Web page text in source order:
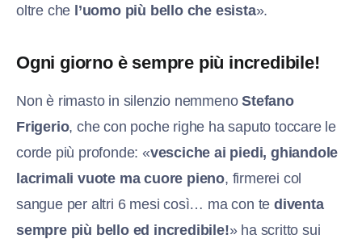
oltre che l’uomo più bello che esista».
Ogni giorno è sempre più incredibile!
Non è rimasto in silenzio nemmenoStefano
Frigerio, che con poche righe ha saputo toccare le
corde più profonde: «vesciche ai piedi, ghiandole
lacrimali vuote ma cuore pieno, firmerei col
sangue per altri 6 mesi così… ma con te diventa
sempre più bello ed incredibile!» ha scritto sui